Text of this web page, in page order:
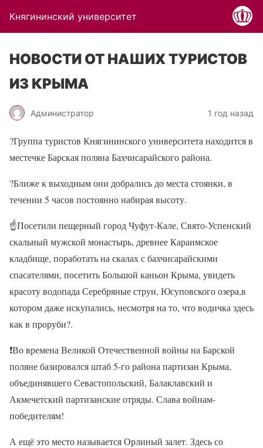
Княгининский университет
НОВОСТИ ОТ НАШИХ ТУРИСТОВ
ИЗ КРЫМА
Администратор 1 год назад
?Группа туристов Княгининского университета находится в
местечке Барская поляна Бахчисарайского района.
?Ближе к выходным они добрались до места стоянки, в
течении 5 часов постоянно набирая высоту.
☝Посетили пещерный город Чуфут-Кале, Свято-Успенский
скальный мужской монастырь, древнее Караимское
кладбище, поработать на скалах с бахчисарайскими
спасателями, посетить Большой каньон Крыма, увидеть
красоту водопада Серебряные струи, Юсуповского озера,в
котором даже искупались, несмотря на то, что водичка здесь
как в проруби?.
❗Во времена Великой Отечественной войны на Барской
поляне базировался штаб 5-го района партизан Крыма,
объединявшего Севастопольский, Балаклавский и
Акмечетский партизанские отряды. Слава войнам-
победителям!
А ещё это место называется Орлиный залет. Здесь со